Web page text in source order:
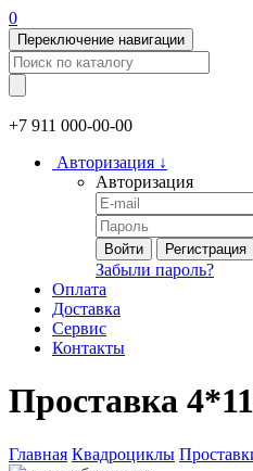
0
Переключение навигации
+7 911 000-00-00
Авторизация ↓
Авторизация
Войти Регистрация
Забыли пароль?
Оплата
Доставка
Сервис
Контакты
Проставка
Главная Квадроциклы